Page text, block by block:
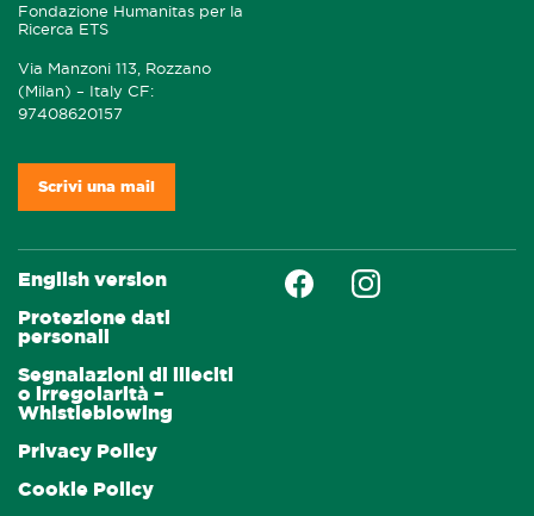
Fondazione Humanitas per la
Ricerca ETS
Via Manzoni 113, Rozzano
(Milan) – Italy CF:
97408620157
Scrivi una mail
English version
Protezione dati
personali
Segnalazioni di illeciti
o irregolarità –
Whistleblowing
Privacy Policy
Cookie Policy
FaceboockInstagram